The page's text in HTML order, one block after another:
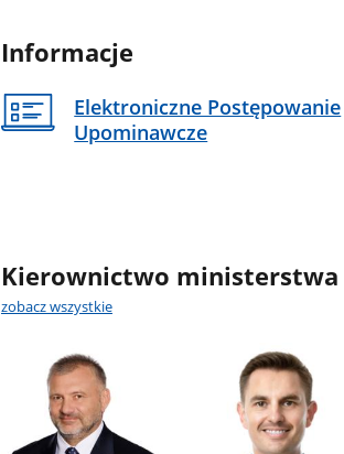
Informacje
Elektroniczne Postępowanie
Upominawcze
Kierownictwo ministerstwa
zobacz wszystkie